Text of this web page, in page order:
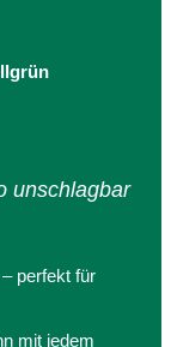
unschlagbar
perfekt für
mit jedem